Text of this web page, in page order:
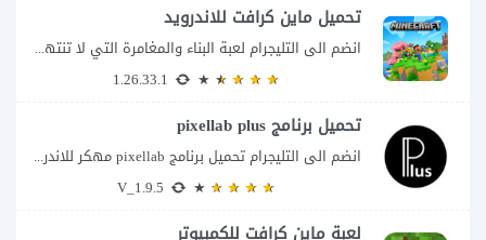
تحميل ماين كرافت للاندرويد
انضم الى التليجرام لعبة البناء والمغامرة التي لا تنتهي Minecraft إذا كنت تبحث عن...
تحميل برنامج pixellab plus
انضم الى التليجرام تحميل برنامج pixellab مهكر للاندرويد يعتبر تطبيق بيكسلاب من اشهر تطبيقات...
لعبة ماين كرافت للكمبيوتر